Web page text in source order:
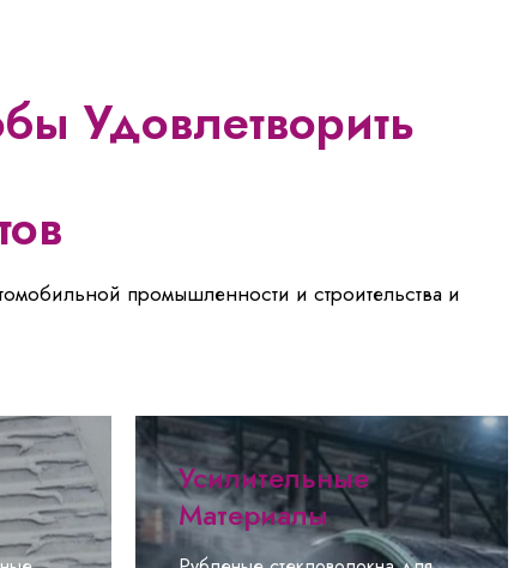
Удовлетворить
промышленности и строительства и
Усилительные
Материалы